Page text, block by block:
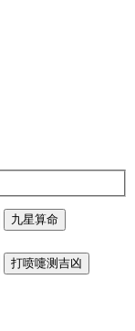
九星算命
打喷嚏测吉凶